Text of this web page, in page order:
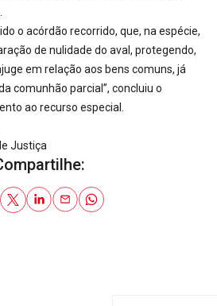
o acórdão recorrido, que, na espécie,
de nulidade do aval, protegendo,
em relação aos bens comuns, já
comunhão parcial”, concluiu o
ao recurso especial.
Justiça